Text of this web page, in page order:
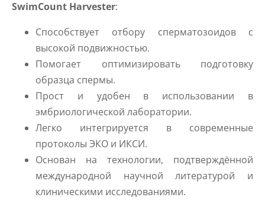
SwimCount Harvester:
Способствует отбору сперматозоидов с
высокой подвижностью.
Помогает оптимизировать подготовку
образца спермы.
Прост и удобен в использовании в
эмбриологической лаборатории.
Легко интегрируется в современные
протоколы ЭКО и ИКСИ.
Основан на технологии, подтверждённой
международной научной литературой и
клиническими исследованиями.